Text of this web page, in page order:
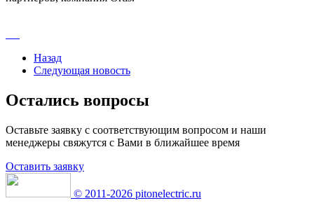
Назад
Следующая новость
Остались вопросы
Оставьте заявку с соответствующим вопросом и наши
менеджеры свяжутся с Вами в ближайшее время
Оставить заявку
© 2011-2026 pitonelectric.ru